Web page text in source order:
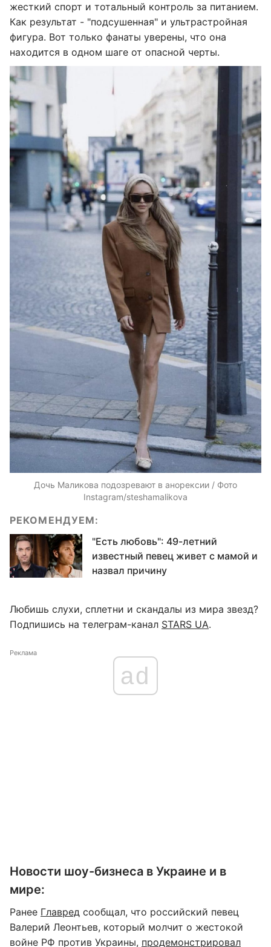
жесткий спорт и тотальный контроль за питанием.
Как результат - "подсушенная" и ультрастройная
фигура. Вот только фанаты уверены, что она
находится в одном шаге от опасной черты.
Дочь Маликова подозревают в анорексии / Фото
Instagram/steshamalikova
РЕКОМЕНДУЕМ:
"Есть любовь": 49-летний
известный певец живет с мамой и
назвал причину
Любишь слухи, сплетни и скандалы из мира звезд?
Подпишись на телеграм-канал STARS UA.
Реклама
ad
Новости шоу-бизнеса в Украине и в
мире:
Ранее Главред сообщал, что российский певец
Валерий Леонтьев, который молчит о жестокой
войне РФ против Украины, продемонстрировал